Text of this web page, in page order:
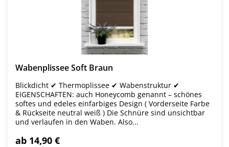
Wabenplissee Soft Braun
Blickdicht ✔ Thermoplissee ✔ Wabenstruktur ✔
EIGENSCHAFTEN: auch Honeycomb genannt – schönes
softes und edeles einfarbiges Design ( Vorderseite Farbe
& Rückseite neutral weiß ) Die Schnüre sind unsichtbar
und verlaufen in den Waben. Also...
ab 14,90 €